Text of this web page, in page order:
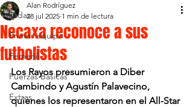
Todas
Primer equipo
Femenil
Fuerzas Básicas
Extras
Necaxa reconoce a sus
futbolistas
Alan Rodríguez
28 jul 2025 1 min de lectura
Los Rayos presumieron a Diber
Cambindo y Agustín Palavecino,
quienes los representaron en el All-Star